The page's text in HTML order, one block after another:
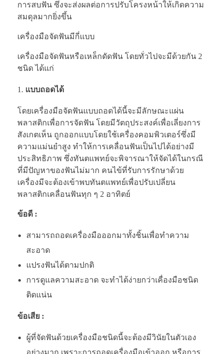
การสบฟัน ซึ่งจะส่งผลต่อการปรับโครงหน้าให้เกิดความ
สมดุลมากยิ่งขึ้น
เครื่องมือจัดฟันมีกี่แบบ
เครื่องมือจัดฟันหรือเหล็กดัดฟัน โดยทั่วไปจะมีด้วยกัน 2
ชนิด ได้แก่
แบบถอดได้
โดยเครื่องมือจัดฟันแบบถอดได้นี้จะมีลักษณะแผ่น
พลาสติกเพื่อการจัดฟัน โดยมีวัตถุประสงค์เพื่อเลี่ยงการ
สังเกตเห็น ถูกออกแบบโดยใช้เครื่องคอมพิวเตอร์ซึ่งมี
ความแม่นยำสูง ทำให้การเคลื่อนฟันเป็นไปได้อย่างมี
ประสิทธิภาพ ซึ่งทันตแพทย์จะพิจารณาให้จัดได้ในกรณี
ที่มีปัญหาของฟันไม่มาก คนไข้ที่รับการรักษาด้วย
เครื่องมีจะต้องเข้าพบทันตแพทย์เพื่อปรับเปลี่ยน
พลาสติกเคลื่อนฟันทุก ๆ 2 อาทิตย์
ข้อดี :
สามารถถอดเครื่องมือออกมาทั้งชิ้นเพื่อทำความ
สะอาด
แปรงฟันได้ตามปกติ
การดูแลความสะอาด จะทำได้ง่ายกว่าเคื่องมือชนิด
ติดแน่น
ข้อเสีย :
ผู้ที่จัดฟันด้วยเครื่องมือชนิดนี้จะต้องมีวินัยในตัวเอง